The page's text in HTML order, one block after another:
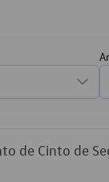
de Cinto de